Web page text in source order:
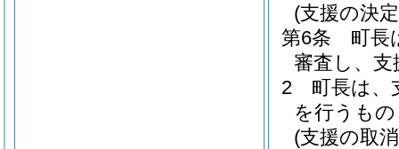
(支援の決
第6条
町長
審査し、
2
町長は、
を行うも
(支援の取